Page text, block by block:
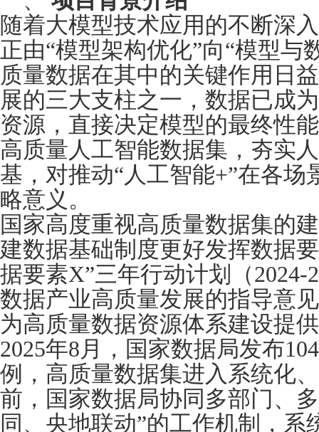
随着大模型技术应用的不断深
正由“模型架构优化”向“模型与
质量数据在其中的关键作用日
展的三大支柱之一，数据已成
资源，直接决定模型的最终性
高质量人工智能数据集，夯实
基，对推动“人工智能+”在各
略意义。
国家高度重视高质量数据集的
建数据基础制度更好发挥数据
据要素X”三年行动计划（2024-
数据产业高质量发展的指导意
为高质量数据资源体系建设提
2025年8月，国家数据局发布
例，高质量数据集进入系统化
前，国家数据局协同多部门、
同、央地联动”的工作机制，系